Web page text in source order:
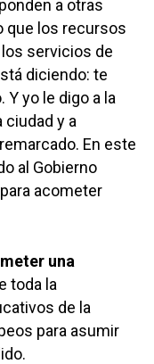
a otras
que los recursos
servicios de
diciendo: te
Y yo le digo a la
ciudad y a
En este
al Gobierno
acometer
una
toda la
de la
para asumir